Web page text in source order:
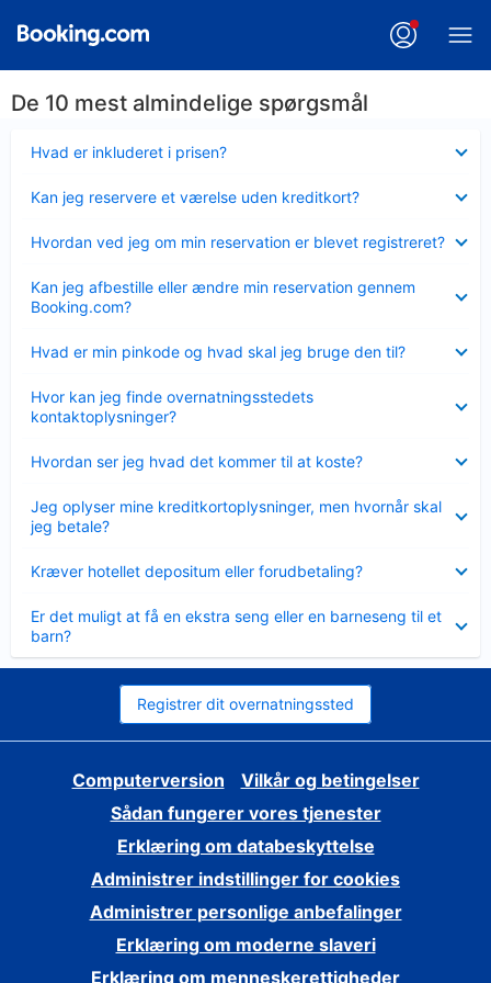
De 10 mest almindelige spørgsmål
Hvad er inkluderet i prisen?
Kan jeg reservere et værelse uden kreditkort?
Hvordan ved jeg om min reservation er blevet registreret?
Kan jeg afbestille eller ændre min reservation gennem
Booking.com?
Hvad er min pinkode og hvad skal jeg bruge den til?
Hvor kan jeg finde overnatningsstedets
kontaktoplysninger?
Hvordan ser jeg hvad det kommer til at koste?
Jeg oplyser mine kreditkortoplysninger, men hvornår skal
jeg betale?
Kræver hotellet depositum eller forudbetaling?
Er det muligt at få en ekstra seng eller en barneseng til et
barn?
Registrer dit overnatningssted
Computerversion
Vilkår og betingelser
Sådan fungerer vores tjenester
Erklæring om databeskyttelse
Administrer indstillinger for cookies
Administrer personlige anbefalinger
Erklæring om moderne slaveri
Erklæring om menneskerettigheder